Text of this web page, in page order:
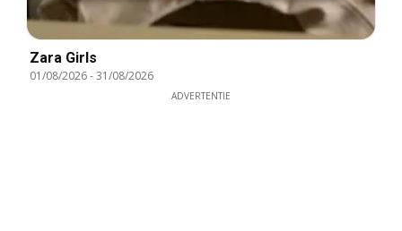
Zara Girls
01/08/2026-31/08/2026
ADVERTENTIE